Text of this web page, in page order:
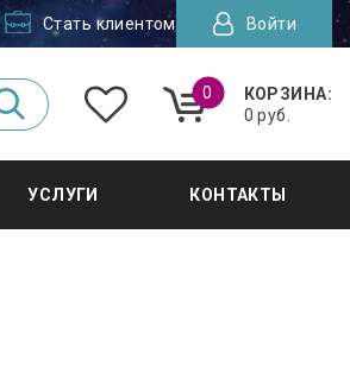
Стать клиентом Войти
0
КОРЗИНА:
0 руб.
УСЛУГИ КОНТАКТЫ